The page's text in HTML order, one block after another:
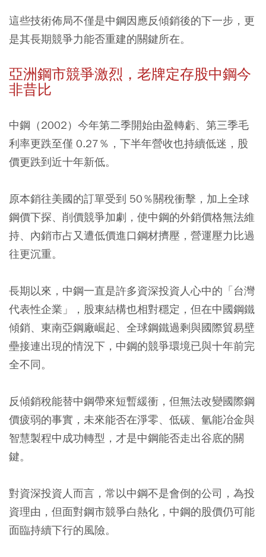
這些技術佈局不僅是中鋼因應反傾銷後的下一步，更
是其長期競爭力能否重建的關鍵所在。
亞洲鋼市競爭激烈，老牌定存股中鋼今
非昔比
中鋼（2002）今年第二季開始由盈轉虧、第三季毛
利率更跌至僅 0.27％，下半年營收也持續低迷，股
價更跌到近十年新低。
原本銷往美國的訂單受到 50％關稅衝擊，加上全球
鋼價下探、削價競爭加劇，使中鋼的外銷價格無法維
持、內銷市占又遭低價進口鋼材擠壓，營運壓力比過
往更沉重。
長期以來，中鋼一直是許多資深投資人心中的「台灣
代表性企業」，股東結構也相對穩定，但在中國鋼鐵
傾銷、東南亞鋼廠崛起、全球鋼鐵過剩與國際貿易壁
壘接連出現的情況下，中鋼的競爭環境已與十年前完
全不同。
反傾銷稅能替中鋼帶來短暫緩衝，但無法改變國際鋼
價疲弱的事實，未來能否在淨零、低碳、氫能冶金與
智慧製程中成功轉型，才是中鋼能否走出谷底的關
鍵。
對資深投資人而言，常以中鋼不是會倒的公司，為投
資理由，但面對鋼市競爭白熱化，中鋼的股價仍可能
面臨持續下行的風險。